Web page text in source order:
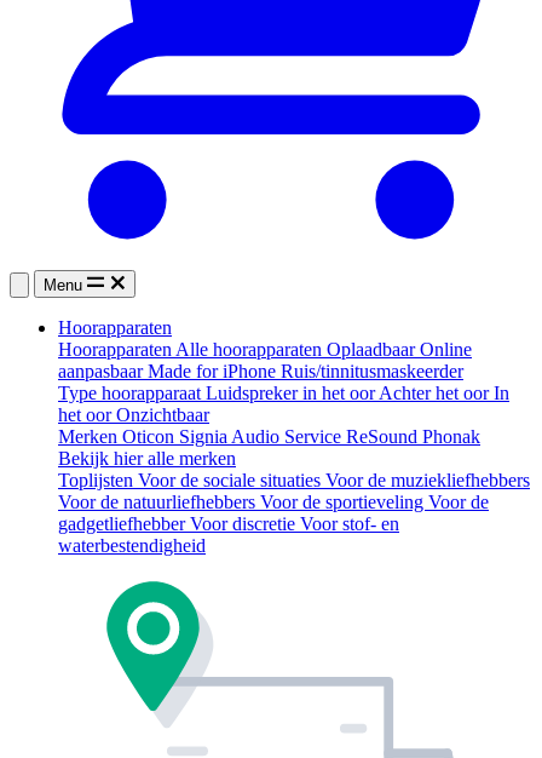
Menu
Hoorapparaten
Hoorapparaten Alle hoorapparaten OplaadbaarOnline
aanpasbaarMade for iPhone Ruis/tinnitusmaskeerder
Type hoorapparaat Luidspreker in het oorAchter het oorIn
het oorOnzichtbaar
Merken Oticon Signia Audio Service ReSound Phonak
Bekijk hier alle merken
Toplijsten Voor de sociale situaties Voor de muziekliefhebbers
Voor de natuurliefhebbers Voor de sportieveling Voor de
gadgetliefhebberVoor discretie Voor stof- en
waterbestendigheid